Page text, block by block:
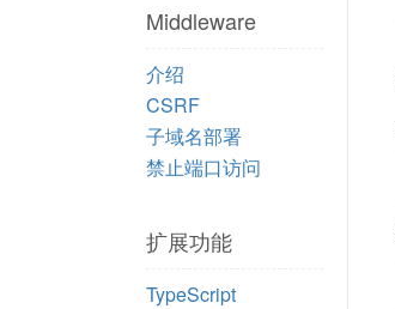
Middleware
介绍
CSRF
子域名部署
禁止端口访问
扩展功能
TypeScript